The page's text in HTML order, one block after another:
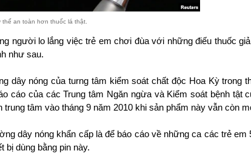
an toàn hơn thuốc lá thật.
người lo lắng việc trẻ em chơi đùa với những điếu thuốc
như sau.
dây nóng của turng tâm kiểm soát chất độc Hoa Kỳ trong
cáo của các Trung tâm Ngăn ngừa và Kiểm soát bệnh tật
trung tâm vào tháng 9 năm 2010 khi sản phẩm này vẫn còn
dây nóng khẩn cấp là để báo cáo về những ca các trẻ em
bị dùng bằng pin này.